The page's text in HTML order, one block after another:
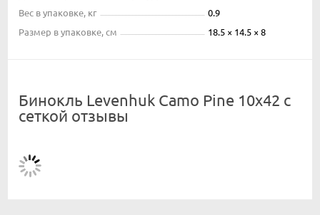
Вес в упаковке, кг
0.9
Размер в упаковке, см
18.5 × 14.5 × 8
Бинокль Levenhuk Camo Pine 10x42 с
сеткой отзывы